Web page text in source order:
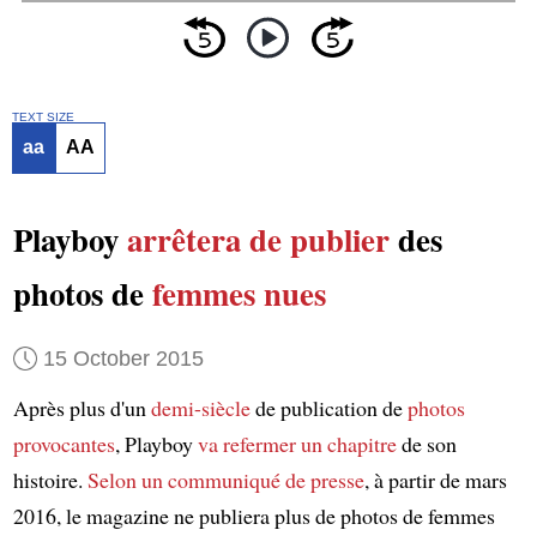
TEXT SIZE
aa AA
Playboyarrêtera depublierdes
photos defemmes nues
15 October 2015
Après plus d'undemi-sièclede publication dephotos
provocantes, Playboyva refermer un chapitrede son
histoire. Selon un communiqué de presse, à partir de mars
2016, le magazine ne publiera plus de photos de femmes